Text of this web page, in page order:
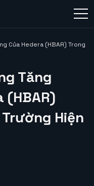
Của Hedera (HBAR) Trong
Tăng
(HBAR)
Hiện